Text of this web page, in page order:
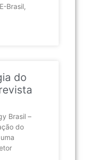
Brasil,
do
Brasil –
do